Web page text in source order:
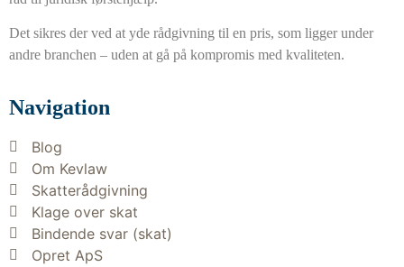
Det sikres der ved at yde rådgivning til en pris, som ligger under
andre branchen – uden at gå på kompromis med kvaliteten.
Navigation
Blog
Om Kevlaw
Skatterådgivning
Klage over skat
Bindende svar (skat)
Opret ApS